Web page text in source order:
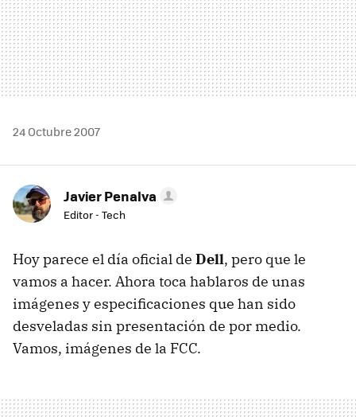
24 Octubre 2007
Javier Penalva
Editor - Tech
Hoy parece el día oficial de Dell, pero que le
vamos a hacer. Ahora toca hablaros de unas
imágenes y especificaciones que han sido
desveladas sin presentación de por medio.
Vamos, imágenes de la FCC.